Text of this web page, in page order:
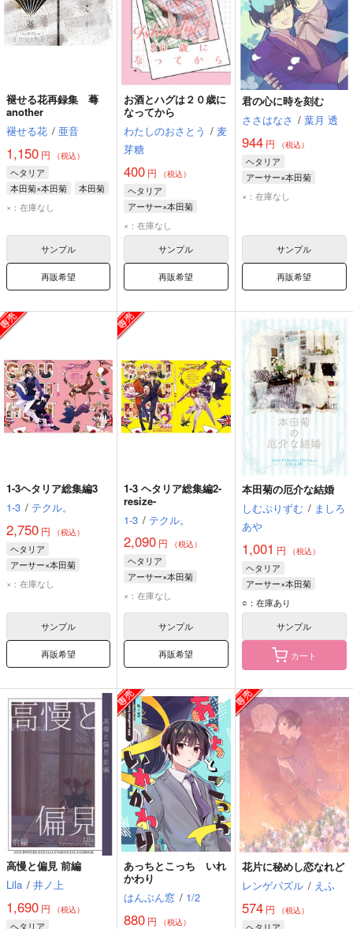
褪せる花再録集 蕚
another
褪せる花 / 亜音
1,150 円 （税込）
ヘタリア
本田菊×本田菊
本田菊
×：在庫なし
サンプル
再販希望
お酒とハグは２０歳に
なってから
わたしのおさとう / 麦
芽糖
400 円 （税込）
ヘタリア
アーサー×本田菊
アーサー・カークランド
本田菊
×：在庫なし
サンプル
再販希望
君の心に時を刻む
ささはなさ / 葉月 透
944円 （税込）
ヘタリア
アーサー×本田菊
アーサー・カークランド
×：在庫なし
サンプル
再販希望
1-3ヘタリア総集編3
1-3 / テクル。
2,750 円 （税込）
ヘタリア
アーサー×本田菊
本田菊
×：在庫なし
サンプル
再販希望
1-3 ヘタリア総集編2-
resize-
1-3 / テクル。
2,090 円 （税込）
ヘタリア
アーサー×本田菊
本田菊
×：在庫なし
サンプル
再販希望
本田菊の厄介な結婚
しむぷりずむ / ましろ
あや
1,001 円 （税込）
ヘタリア
アーサー×本田菊
アーサー・カークランド
本田菊
○：在庫あり
サンプル
カート
高慢と偏見 前編
Lila / 井ノ上
1,690 円 （税込）
ヘタリア
あっちとこっち いれ
かわり
はんぶん窓 / 1/2
880 円 （税込）
花片に秘めし恋なれど
レンゲパズル / えふ
574円 （税込）